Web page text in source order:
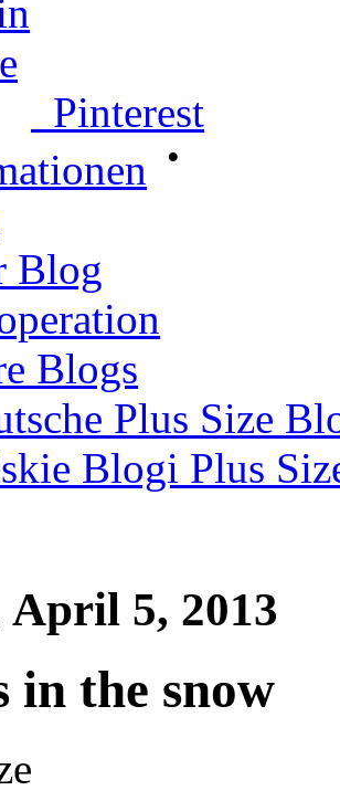
Pinterest
•
Blog
Blogs
Plus Size
Blogi Plus
5, 2013
in the snow